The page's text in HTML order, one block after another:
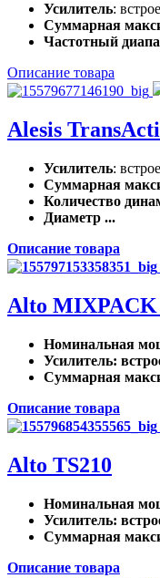
Усилитель:
Суммарная
Частотный
Описание товара
Alesis
Усилитель:
Суммарная
Количество
Диаметр ...
Описание товара
Alto MIXPACK
Номинальная
Усилитель:
Суммарная
Описание товара
Alto TS210
Номинальная
Усилитель:
Суммарная
Описание товара